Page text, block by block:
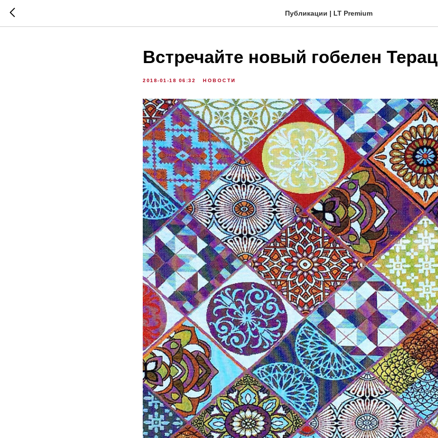
Публикации | LT Premium
Встречайте новый гобелен
2018-01-18 06:32 НОВОСТИ